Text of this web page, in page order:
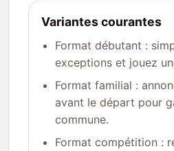
Variantes courantes
Format débutant :
exceptions et jouez
Format familial :
avant le départ pour
commune.
Format compétition :